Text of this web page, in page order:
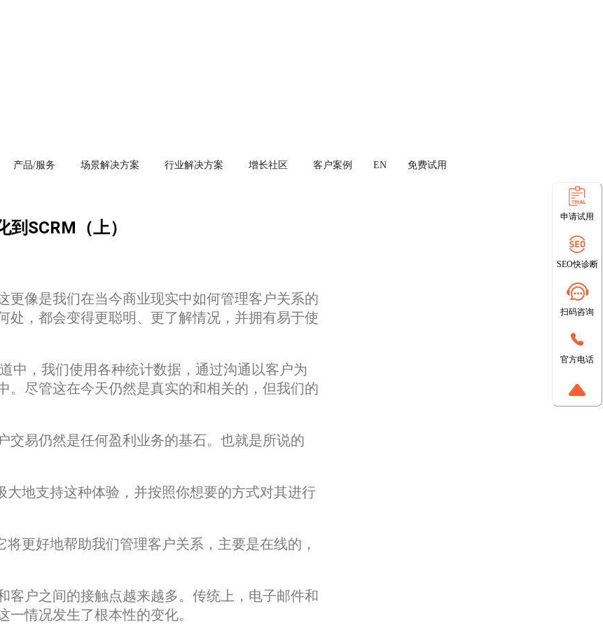
产品/服务 场景解决方案 行业解决方案 增长社区 客户案例 EN 免费试用
到SCRM（上）
更像是我们在当今商业现实中如何管理客户关系的
处，都会变得更聪明、更了解情况，并拥有易于使
中，我们使用各种统计数据，通过沟通以客户为
。尽管这在今天仍然是真实的和相关的，但我们的
交易仍然是任何盈利业务的基石。也就是所说的
大地支持这种体验，并按照你想要的方式对其进行
更好地帮助我们管理客户关系，主要是在线的，
客户之间的接触点越来越多。传统上，电子邮件和
情况发生了根本性的变化。
申请试用
SEO快诊断
扫码咨询
官方电话